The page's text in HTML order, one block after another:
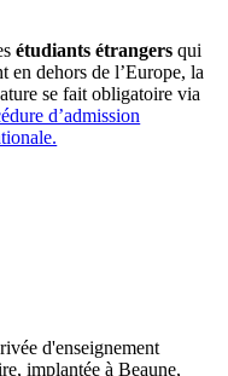
étudiants étrangersqui
en dehors de l’Europe, la
se fait obligatoire via
d’admission
d'enseignement
implantée à Beaune,